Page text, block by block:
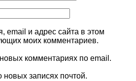
email и адрес сайта в этом
моих комментариев.
комментариях по email.
записях почтой.